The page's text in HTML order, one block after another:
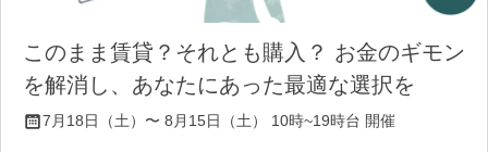
このまま賃貸？それとも購入？ お金のギモン
を解消し、あなたにあった最適な選択を
7月18日（土）〜 8月15日（土） 10時~19時台 開催